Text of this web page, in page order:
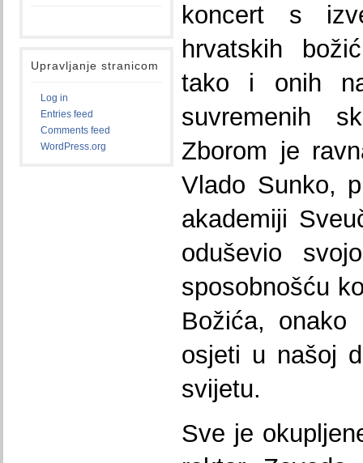
Upravljanje stranicom
Log in
Entries feed
Comments feed
WordPress.org
koncert s
hrvatskih
tako i onih
suvremenih
Zborom je
Vlado Sunko,
akademiji
oduševio
sposobnošću
Božića,
osjeti u našoj
svijetu.
Sve je